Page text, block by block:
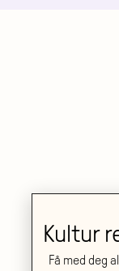
Kultur
Få med deg